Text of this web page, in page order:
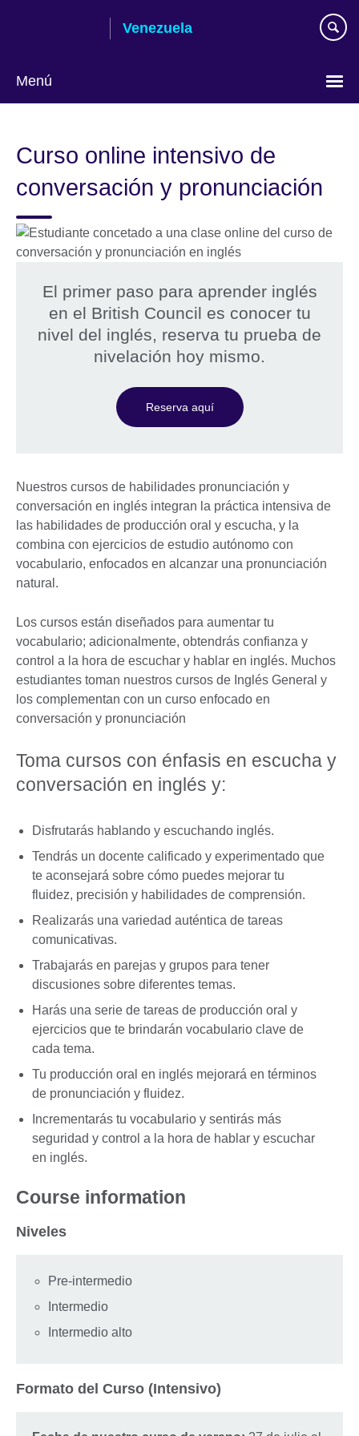
Venezuela
Menú
idioma
Curso online intensivo de
conversación y pronunciación
El primer paso para aprender inglés
en el British Council es conocer tu
nivel del inglés, reserva tu prueba de
nivelación hoy mismo.
Reserva aquí
Nuestros cursos de habilidades pronunciación y
conversación en inglés integran la práctica intensiva de
las habilidades de producción oral y escucha, y la
combina con ejercicios de estudio autónomo con
vocabulario, enfocados en alcanzar una pronunciación
natural.
Los cursos están diseñados para aumentar tu
vocabulario; adicionalmente, obtendrás confianza y
control a la hora de escuchar y hablar en inglés. Muchos
estudiantes toman nuestros cursos de Inglés General y
los complementan con un curso enfocado en
conversación y pronunciación
Toma cursos con énfasis en escucha y
conversación en inglés y:
Disfrutarás hablando y escuchando inglés.
Tendrás un docente calificado y experimentado que
te aconsejará sobre cómo puedes mejorar tu
fluidez, precisión y habilidades de comprensión.
Realizarás una variedad auténtica de tareas
comunicativas.
Trabajarás en parejas y grupos para tener
discusiones sobre diferentes temas.
Harás una serie de tareas de producción oral y
ejercicios que te brindarán vocabulario clave de
cada tema.
Tu producción oral en inglés mejorará en términos
de pronunciación y fluidez.
Incrementarás tu vocabulario y sentirás más
seguridad y control a la hora de hablar y escuchar
en inglés.
Course information
Niveles
Pre-intermedio
Intermedio
Intermedio alto
Formato del Curso (Intensivo)